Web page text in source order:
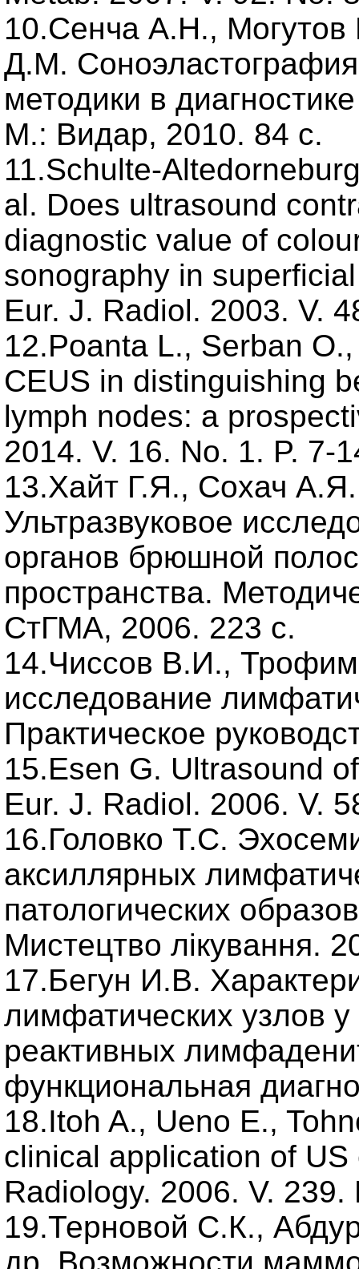
10.Сенча А.Н.,
Д.М.
методики в
М.: Видар, 2010. 84 с.
11.Schulte-
al. Does ultrasound
diagnostic value of
sonography in
Eur. J. Radiol. 2003. V.
12.Poanta L., Serban
CEUS in distinguishing
lymph nodes: a
2014. V. 16. No. 1. P. 7-
13.Хайт Г.Я., Сохач
Ультразвуковое
органов брюшной
пространства.
СтГМА, 2006. 223 с.
14.Чиссов В.И.,
исследование
Практическое
15.Esen G. Ultrasound
Eur. J. Radiol. 2006. V.
16.Головко Т.С.
аксиллярных
патологических
Мистецтво лікування.
17.Бегун И.В.
лимфатических узлов
реактивных
функциональная
18.Itoh A., Ueno E.,
clinical application of
Radiology. 2006. V. 239.
19.Терновой С.К.,